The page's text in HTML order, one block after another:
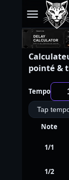
pointé &
Tempo
Tap
Note
1/1
1/2